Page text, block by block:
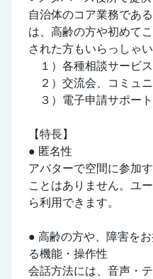
自治体のコア業務であ
は、高齢の方や初めて
された方もいらっしゃい
１）各種相談サービス
２）交流会、コミュ
３）電子申請サポー
【特長】
● 匿名性
アバターで空間に参加
ことはありません。ユ
ら利用できます。
● 高齢の方や、障害を
る機能・操作性
会話方法には、音声・